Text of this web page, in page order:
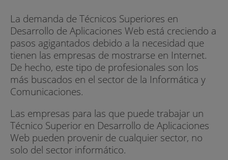
La demanda de Técnicos Superiores en
Desarrollo de Aplicaciones Web está creciendo a
pasos agigantados debido a la necesidad que
tienen las empresas de mostrarse en Internet.
De hecho, este tipo de profesionales son los
más buscados en el sector de la Informática y
Comunicaciones.
Las empresas para las que puede trabajar un
Técnico Superior en Desarrollo de Aplicaciones
Web pueden provenir de cualquier sector, no
solo del sector informático.